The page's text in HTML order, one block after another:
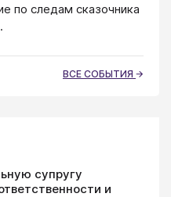
по следам сказочника
ВСЕ СОБЫТИЯ
супругу
и